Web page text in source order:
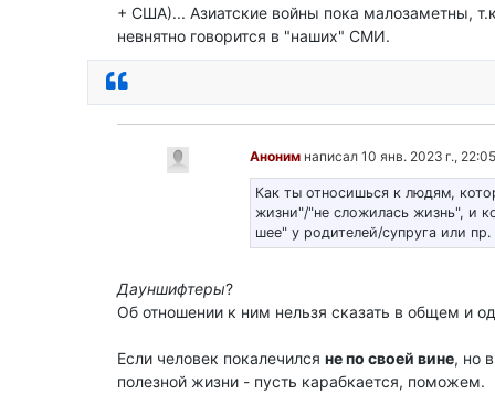
+ США)... Азиатские войны пока малозаметны,
невнятно говорится в "наших" СМИ.
Аноним написал 10 янв. 2023 г., 22:05
Как ты относишься к людям,
жизни"/"не сложилась жизнь", и
шее" у родителей/супруга или пр.
Дауншифтеры?
Об отношении к ним нельзя сказать в общем и
Если человек покалечился не по своей вине, но
полезной жизни - пусть карабкается, поможем.